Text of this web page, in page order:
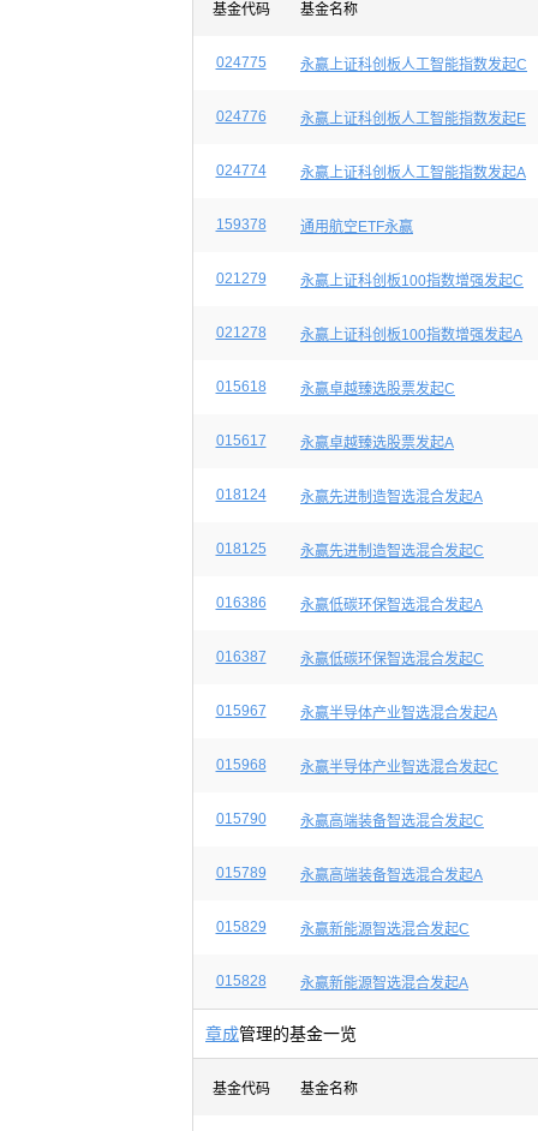
基金代码 基金名称
024775 永赢上证科创板人工智能指数发起C
024776 永赢上证科创板人工智能指数发起E
024774 永赢上证科创板人工智能指数发起A
159378 通用航空ETF永赢
021279 永赢上证科创板100指数增强发起C
021278 永赢上证科创板100指数增强发起A
015618 永赢卓越臻选股票发起C
015617 永赢卓越臻选股票发起A
018124 永赢先进制造智选混合发起A
018125 永赢先进制造智选混合发起C
016386 永赢低碳环保智选混合发起A
016387 永赢低碳环保智选混合发起C
015967 永赢半导体产业智选混合发起A
015968 永赢半导体产业智选混合发起C
015790 永赢高端装备智选混合发起C
015789 永赢高端装备智选混合发起A
015829 永赢新能源智选混合发起C
015828 永赢新能源智选混合发起A
章成管理的基金一览
基金代码 基金名称